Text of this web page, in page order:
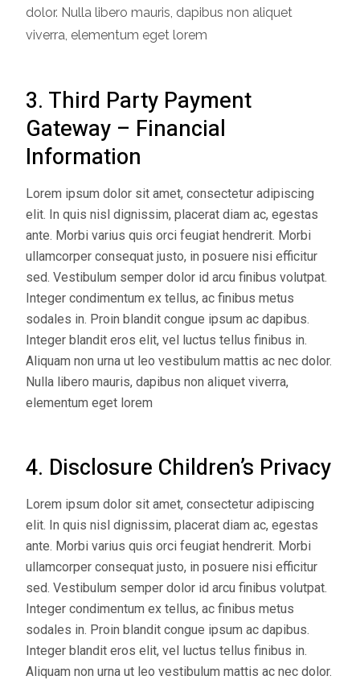
dolor. Nulla libero mauris, dapibus non aliquet
viverra, elementum eget lorem
3. Third Party Payment
Gateway – Financial
Information
Lorem ipsum dolor sit amet, consectetur adipiscing
elit. In quis nisl dignissim, placerat diam ac, egestas
ante. Morbi varius quis orci feugiat hendrerit. Morbi
ullamcorper consequat justo, in posuere nisi efficitur
sed. Vestibulum semper dolor id arcu finibus volutpat.
Integer condimentum ex tellus, ac finibus metus
sodales in. Proin blandit congue ipsum ac dapibus.
Integer blandit eros elit, vel luctus tellus finibus in.
Aliquam non urna ut leo vestibulum mattis ac nec dolor.
Nulla libero mauris, dapibus non aliquet viverra,
elementum eget lorem
4. Disclosure Children’s Privacy
Lorem ipsum dolor sit amet, consectetur adipiscing
elit. In quis nisl dignissim, placerat diam ac, egestas
ante. Morbi varius quis orci feugiat hendrerit. Morbi
ullamcorper consequat justo, in posuere nisi efficitur
sed. Vestibulum semper dolor id arcu finibus volutpat.
Integer condimentum ex tellus, ac finibus metus
sodales in. Proin blandit congue ipsum ac dapibus.
Integer blandit eros elit, vel luctus tellus finibus in.
Aliquam non urna ut leo vestibulum mattis ac nec dolor.